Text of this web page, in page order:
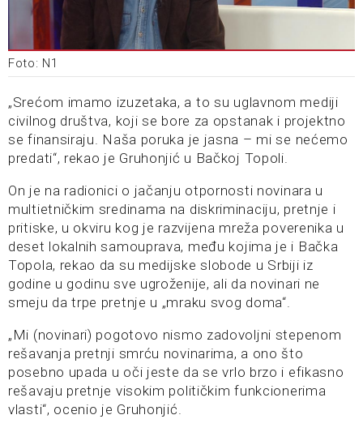
Foto: N1
„Srećom imamo izuzetaka, a to su uglavnom mediji
civilnog društva, koji se bore za opstanak i projektno
se finansiraju. Naša poruka je jasna – mi se nećemo
predati“, rekao je Gruhonjić u Bačkoj Topoli.
On je na radionici o jačanju otpornosti novinara u
multietničkim sredinama na diskriminaciju, pretnje i
pritiske, u okviru kog je razvijena mreža poverenika u
deset lokalnih samouprava, među kojima je i Bačka
Topola, rekao da su medijske slobode u Srbiji iz
godine u godinu sve ugroženije, ali da novinari ne
smeju da trpe pretnje u „mraku svog doma“.
„Mi (novinari) pogotovo nismo zadovoljni stepenom
rešavanja pretnji smrću novinarima, a ono što
posebno upada u oči jeste da se vrlo brzo i efikasno
rešavaju pretnje visokim političkim funkcionerima
vlasti“, ocenio je Gruhonjić.